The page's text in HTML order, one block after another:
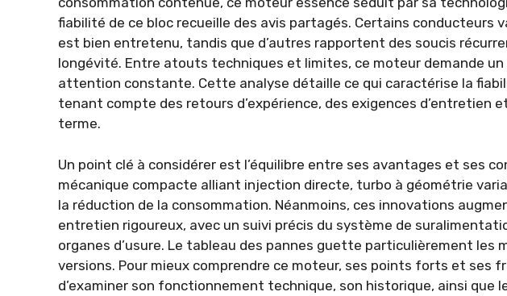
fiabilité de ce bloc recueille des avis partagés. Certains conducteurs
est bien entretenu, tandis que d’autres rapportent des soucis
longévité. Entre atouts techniques et limites, ce moteur demande
attention constante. Cette analyse détaille ce qui caractérise la
tenant compte des retours d’expérience, des exigences d’entretien
terme.
Un point clé à considérer est l’équilibre entre ses avantages et ses
mécanique compacte alliant injection directe, turbo à géométrie
la réduction de la consommation. Néanmoins, ces innovations
entretien rigoureux, avec un suivi précis du système de
organes d’usure. Le tableau des pannes guette particulièrement les
versions. Pour mieux comprendre ce moteur, ses points forts et ses
d’examiner son fonctionnement technique, son historique, ainsi que